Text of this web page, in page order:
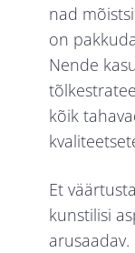
nad
on
Nende
kõik
Et
kunstilisi